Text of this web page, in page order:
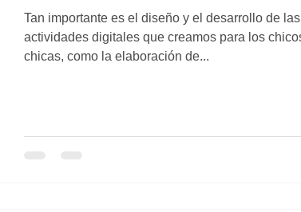
Tan importante es el diseño y el desarrollo de las
actividades digitales que creamos para los chicos y
chicas, como la elaboración de...